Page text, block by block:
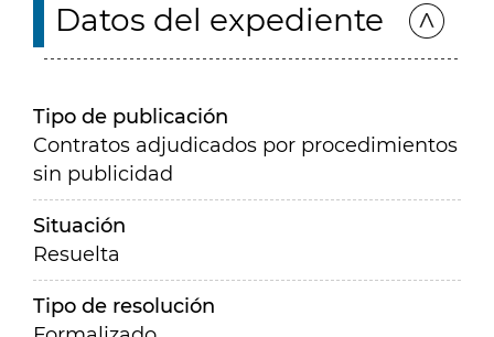
Datos del expediente
Tipo de publicación
Contratos adjudicados por procedimientos
sin publicidad
Situación
Resuelta
Tipo de resolución